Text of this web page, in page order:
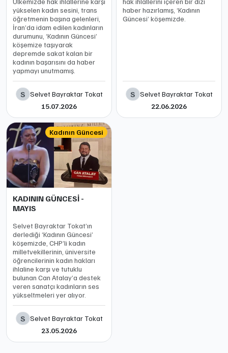
yükselen kadın sesini, trans
öğretmenin başına gelenleri,
İran’da idam edilen kadınların
durumunu, ‘Kadının Güncesi’
köşemize taşıyarak
depremde sakat kalan bir
kadının başarısını da haber
yapmayı unutmamış.
S Selvet Bayraktar Tokat
15.07.2026
haber hazırlamış, ‘Kadının
Güncesi’ köşemizde.
S Selvet Bayraktar Tokat
22.06.2026
Kadının Güncesi
KADININ GÜNCESİ -
MAYIS
Selvet Bayraktar Tokat’ın
derlediği ‘Kadının Güncesi’
köşemizde, CHP’li kadın
milletvekillerinin, üniversite
öğrencilerinin kadın hakları
ihlaline karşı ve tutuklu
bulunan Can Atalay’a destek
veren sanatçı kadınların ses
yükseltmeleri yer alıyor.
S Selvet Bayraktar Tokat
23.05.2026